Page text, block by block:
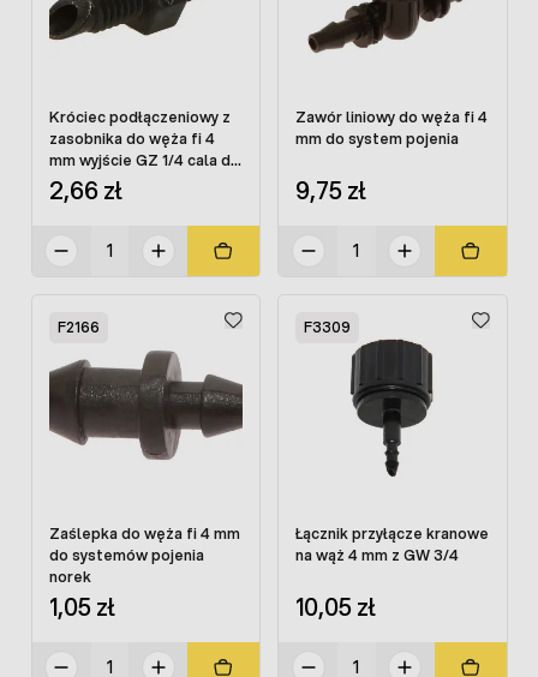
Króciec podłączeniowy z
zasobnika do węża fi 4
mm wyjście GZ 1/4 cala do
systemów pojenia
2,66 zł
Zawór liniowy do węża fi 4
mm do system pojenia
9,75 zł
F2166
Zaślepka do węża fi 4 mm
do systemów pojenia
norek
1,05 zł
F3309
Łącznik przyłącze kranowe
na wąż 4 mm z GW 3/4
10,05 zł